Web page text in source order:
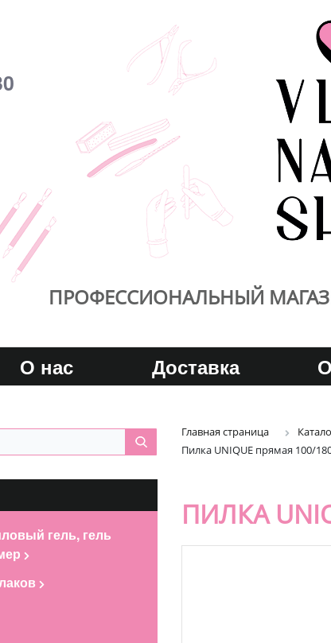
ПРОФЕССИОНАЛЬНЫЙ
О нас Доставка
Главная страница
Пилка UNIQUE прямая 100/
гель, гель
ПИЛКА